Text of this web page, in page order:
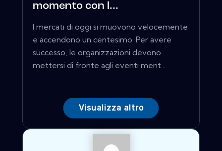
momento con l...
I mercati di oggi si muovono velocemente
e accendono un centesimo. Per avere
successo, le organizzazioni devono
mettersi di fronte agli eventi ment...
Visualizza altro